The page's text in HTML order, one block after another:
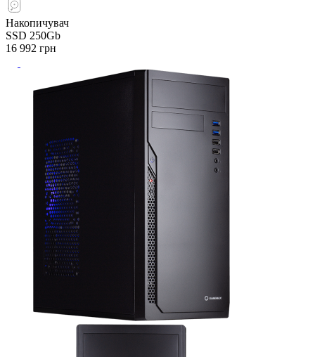
Накопичувач
SSD 250Gb
16 992 грн